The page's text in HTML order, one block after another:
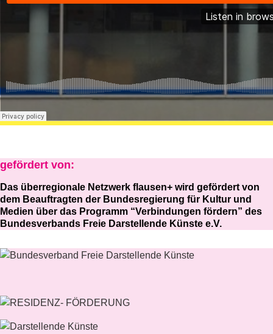
gefördert von:
Das überregionale Netzwerk flausen+ wird gefördert von
dem Beauftragten der Bundesregierung für Kultur und
Medien über das Programm “Verbindungen fördern” des
Bundesverbands Freie Darstellende Künste e.V.